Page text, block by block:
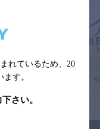
掲載情報については、
ますので、
れているため、 20
す。
さい。